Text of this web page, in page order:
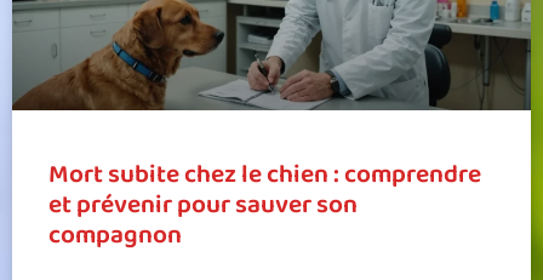
Mort subite chez le chien : comprendre
et prévenir pour sauver son
compagnon